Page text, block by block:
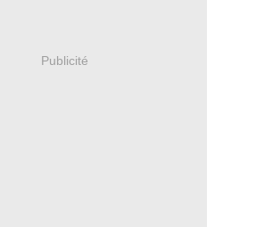
Publicité